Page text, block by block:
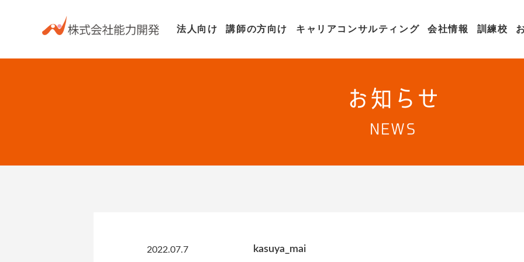
法人向け 講師の方向け キャリアコンサルティング 会社情報 訓練校
お知らせ
NEWS
2022.07.7 kasuya_mai